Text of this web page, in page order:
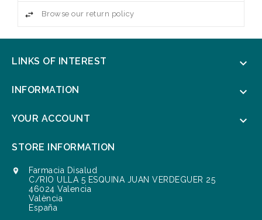
Browse our return policy
LINKS OF INTEREST 
INFORMATION 
YOUR ACCOUNT 
STORE INFORMATION

Farmacia Disalud
C/RIO ULLA 5 ESQUINA JUAN VERDEGUER 25
46024 Valencia
València
España